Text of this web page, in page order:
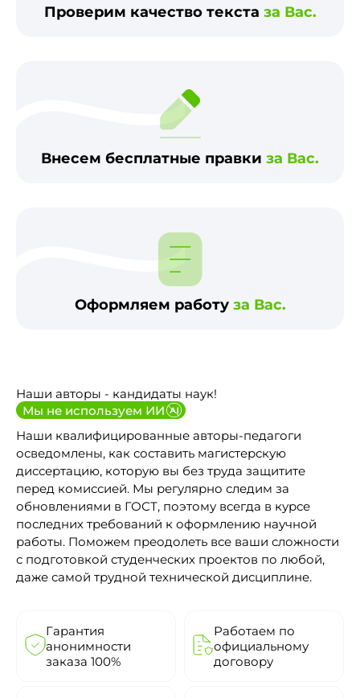
Проверим качество текста за Вас.
Внесем бесплатные правки за Вас.
Оформляем работу за Вас.
Наши авторы - кандидаты наук!
Мы не используем ИИ
Наши квалифицированные авторы-педагоги
осведомлены, как составить магистерскую
диссертацию, которую вы без труда защитите
перед комиссией. Мы регулярно следим за
обновлениями в ГОСТ, поэтому всегда в курсе
последних требований к оформлению научной
работы. Поможем преодолеть все ваши сложности
с подготовкой студенческих проектов по любой,
даже самой трудной технической дисциплине.
Гарантия
анонимности
заказа 100%
Работаем по
официальному
договору